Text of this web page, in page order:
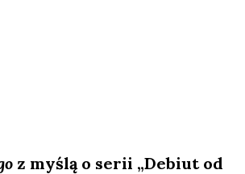
z myślą o serii „Debiut od